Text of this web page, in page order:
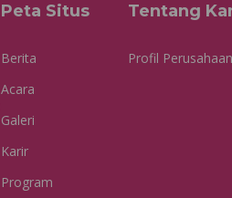
Peta Situs
Berita
Acara
Galeri
Karir
Program
Tentang
Profil Perusahaan